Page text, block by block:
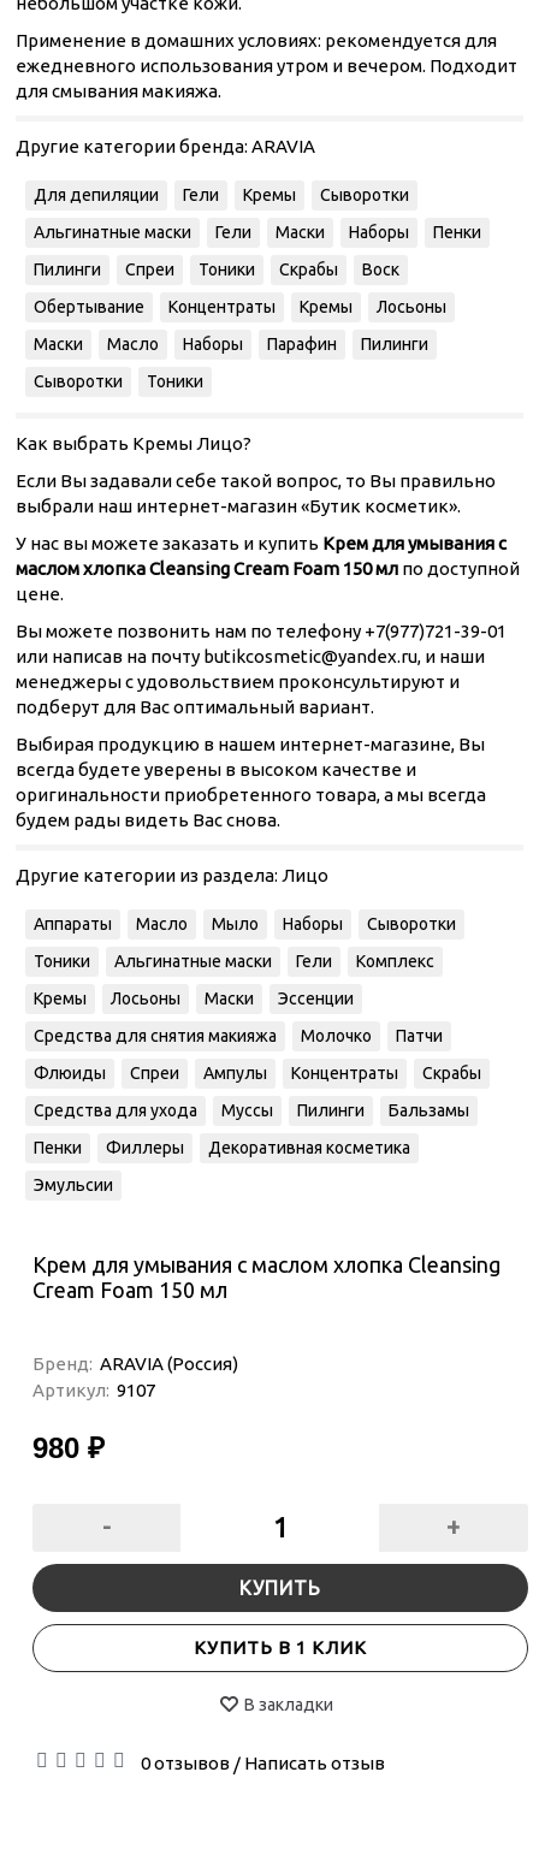
Применение в домашних условиях: рекомендуется для
ежедневного использования утром и вечером. Подходит
для смывания макияжа.
Другие категории бренда: ARAVIA
Для депиляции Гели Кремы
Сыворотки
Альгинатные маски
Гели Маски Наборы
Пенки
Пилинги
Спреи Тоники Скрабы
Воск
Обертывание
Концентраты Кремы
Лосьоны
Маски
Масло Наборы Парафин
Пилинги
Сыворотки
Тоники
Как выбрать Кремы Лицо?
Если Вы задавали себе такой вопрос, то Вы правильно
выбрали наш интернет-магазин «Бутик косметик».
У нас вы можете заказать и купить Крем для умывания с
маслом хлопка Cleansing Cream Foam 150 мл по доступной
цене.
Вы можете позвонить нам по телефону +7(977)721-39-01
или написав на почту butikcosmetic@yandex.ru, и наши
менеджеры с удовольствием проконсультируют и
подберут для Вас оптимальный вариант.
Выбирая продукцию в нашем интернет-магазине, Вы
всегда будете уверены в высоком качестве и
оригинальности приобретенного товара, а мы всегда
будем рады видеть Вас снова.
Другие категории из раздела: Лицо
Аппараты Масло Мыло Наборы
Сыворотки
Тоники
Альгинатные маски Гели
Комплекс
Кремы
Лосьоны Маски
Эссенции
Средства для снятия макияжа
Молочко
Патчи
Флюиды
Спреи Ампулы Концентраты
Скрабы
Средства для ухода
Муссы Пилинги
Бальзамы
Пенки
Филлеры
Декоративная косметика
Эмульсии
Крем для умывания с маслом хлопка Cleansing
Cream Foam 150 мл
Бренд: ARAVIA (Россия)
Артикул: 9107
980 ₽
- +
КУПИТЬ
КУПИТЬ В 1 КЛИК
В закладки
0 отзывов/ Написать отзыв